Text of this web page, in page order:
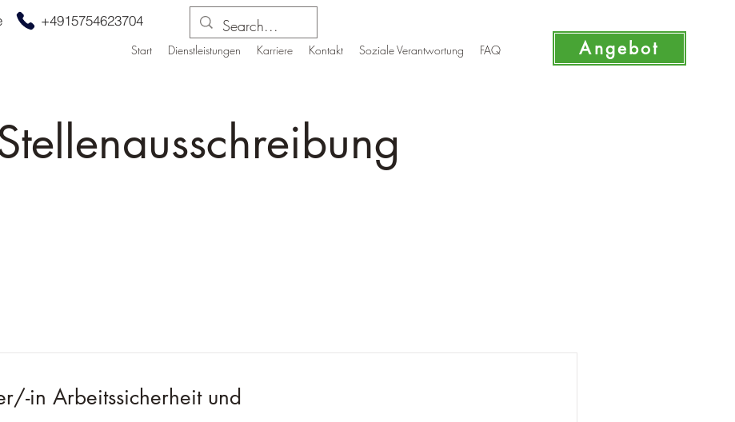
+4915754623704
Start Dienstleistungen Karriere Kontakt Soziale Verantwortung FAQ Angebot
in Arbeitssicherheit und